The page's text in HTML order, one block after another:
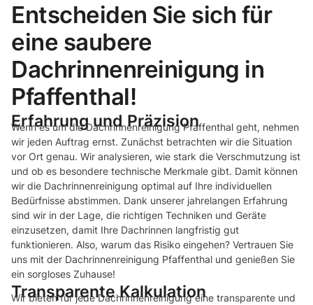
Entscheiden Sie sich für
eine saubere
Dachrinnenreinigung in
Pfaffenthal!
Erfahrung und Präzision
Wenn es um die Dachrinnenreinigung Pfaffenthal geht, nehmen
wir jeden Auftrag ernst. Zunächst betrachten wir die Situation
vor Ort genau. Wir analysieren, wie stark die Verschmutzung ist
und ob es besondere technische Merkmale gibt. Damit können
wir die Dachrinnenreinigung optimal auf Ihre individuellen
Bedürfnisse abstimmen. Dank unserer jahrelangen Erfahrung
sind wir in der Lage, die richtigen Techniken und Geräte
einzusetzen, damit Ihre Dachrinnen langfristig gut
funktionieren. Also, warum das Risiko eingehen? Vertrauen Sie
uns mit der Dachrinnenreinigung Pfaffenthal und genießen Sie
ein sorgloses Zuhause!
Transparente Kalkulation
Wir bieten für jede Dachrinnenreinigung eine transparente und